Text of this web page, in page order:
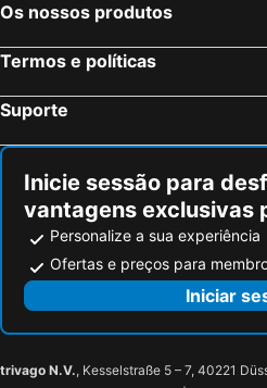
Os nossos produtos
Termos e políticas
Suporte
Inicie sessão para
vantagens exclusivas
Personalize a sua experiência
Ofertas e preços para
Iniciar
trivago N.V., Kesselstraße 5 – 7, 40221